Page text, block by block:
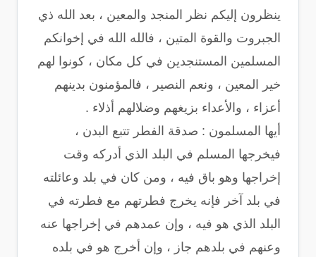
ينظرون إليكم نظر المنجد والمعين ، بعد الله ذي
الجبروت والقوة المتين ، فالله الله في إخوانكم
المسلمين المستنجدين في كل مكان ، كونوا لهم
خير المعين ، ونعم النصير ، فالمؤمنون بدينهم
أعزاء ، والأعداء بزيغهم وضلالهم أذلاء .
أيها المسلمون : صدقة الفطر تتبع البدن ،
فيخرجها المسلم في البلد الذي أدركه وقت
إخراجها وهو باق فيه ، ومن كان في بلد وعائلته
في بلد آخر فإنه يخرج فطرتهم مع فطرته في
البلد الذي هو فيه ، وإن عمدهم في إخراجها عنه
وعنهم في بلدهم جاز ، وإن أخرج هو في بلده